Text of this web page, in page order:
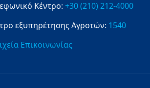
Κέντρο: +30 (210) 212-4000
εξυπηρέτησης Αγροτών: 1540
Επικοινωνίας